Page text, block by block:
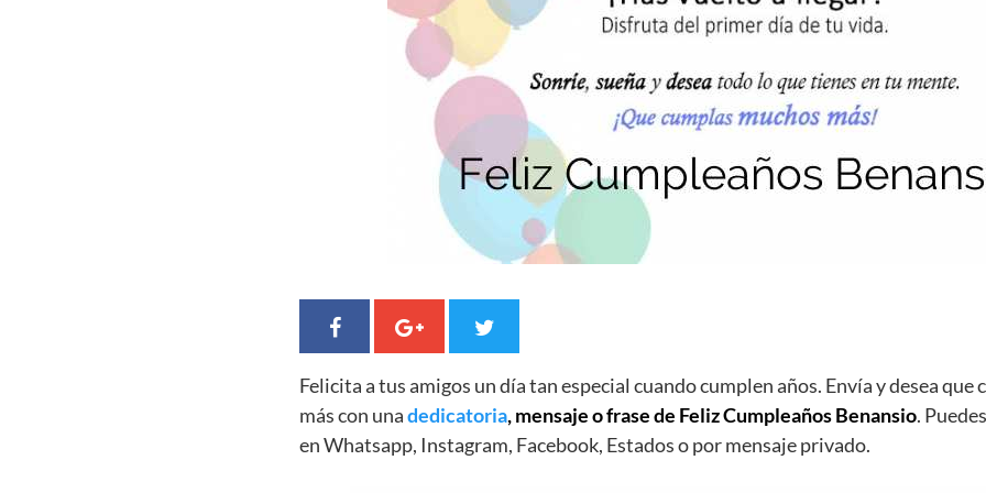
Felicita a tus amigos un día tan especial cuando cumplen años. Envía y desea que
más con unadedicatoria, mensaje o frase de Feliz Cumpleaños Benansio.
en Whatsapp, Instagram, Facebook, Estados o por mensaje privado.